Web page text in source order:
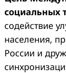
социальных
содействие
населения,
России и